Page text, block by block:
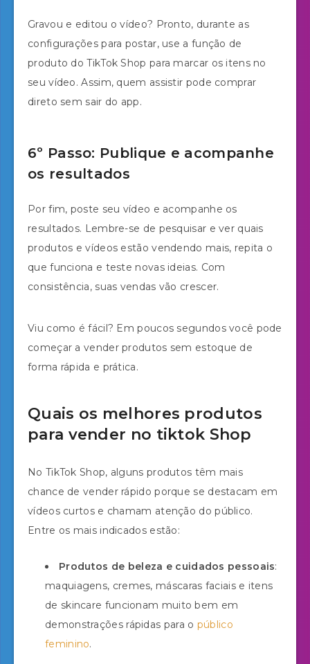
Gravou e editou o vídeo? Pronto, durante as
configurações para postar, use a função de
produto do TikTok Shop para marcar os itens no
seu vídeo. Assim, quem assistir pode comprar
direto sem sair do app.
6º Passo: Publique e acompanhe
os resultados
Por fim, poste seu vídeo e acompanhe os
resultados. Lembre-se de pesquisar e ver quais
produtos e vídeos estão vendendo mais, repita o
que funciona e teste novas ideias. Com
consistência, suas vendas vão crescer.
Viu como é fácil? Em poucos segundos você pode
começar a vender produtos sem estoque de
forma rápida e prática.
Quais os melhores produtos
para vender no tiktok Shop
No TikTok Shop, alguns produtos têm mais
chance de vender rápido porque se destacam em
vídeos curtos e chamam atenção do público.
Entre os mais indicados estão:
Produtos de beleza e cuidados pessoais:
maquiagens, cremes, máscaras faciais e itens
de skincare funcionam muito bem em
demonstrações rápidas para o público
feminino.